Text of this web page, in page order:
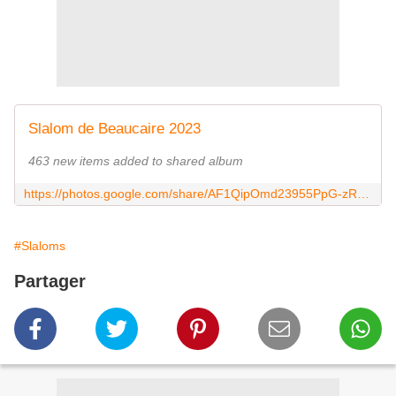
Slalom de Beaucaire 2023
463 new items added to shared album
#Slaloms
Partager